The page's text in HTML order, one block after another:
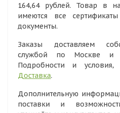
164,64 рублей. Товар в
имеются все
документы.
Заказы доставляем
службой по Москве и
Подробности и
Доставка.
Дополнительную
поставки и